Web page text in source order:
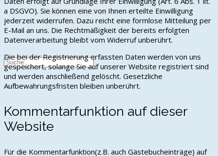
Freiwillige Feuerwehr
Sportverein
a DSGVO). Sie können eine von Ihnen erteilte Einwilligung
jederzeit widerrufen. Dazu reicht eine formlose Mitteilung per
E-Mail an uns. Die Rechtmäßigkeit der bereits erfolgten
Datenverarbeitung bleibt vom Widerruf unberührt.
Die bei der Registrierung erfassten Daten werden von uns
gespeichert, solange Sie auf unserer Website registriert sind
und werden anschließend gelöscht. Gesetzliche
Aufbewahrungsfristen bleiben unberührt.
Kommentarfunktion auf dieser
Website
Für die Kommentarfunktion(z.B. auch Gästebucheinträge) auf